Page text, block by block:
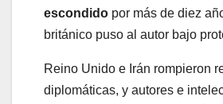
escondido por más de diez
británico puso al autor bajo
Reino Unido e Irán rompieron
diplomáticas, y autores e